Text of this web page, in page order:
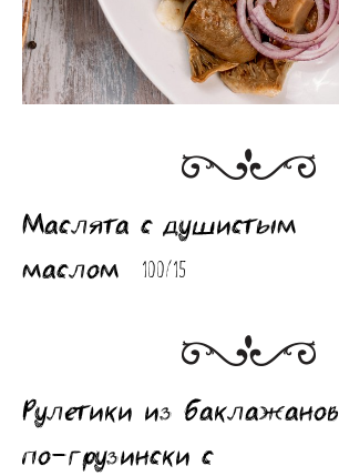
Маслята с душистым
маслом
100/15
Рулетики из баклажанов
по-грузински с